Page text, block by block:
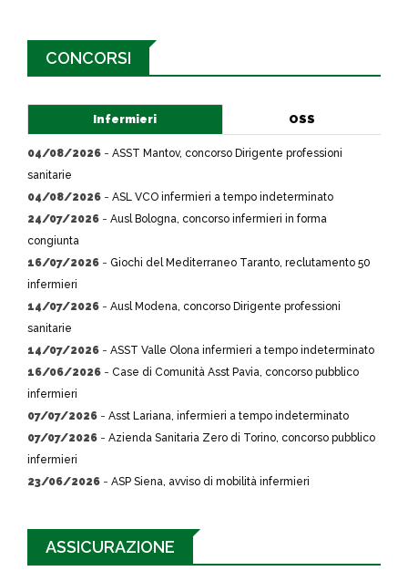
CONCORSI
Infermieri OSS
04/08/2026 - ASST Mantov, concorso Dirigente professioni
sanitarie
04/08/2026 - ASL VCO infermieri a tempo indeterminato
24/07/2026 - Ausl Bologna, concorso infermieri in forma
congiunta
16/07/2026 - Giochi del Mediterraneo Taranto, reclutamento 50
infermieri
14/07/2026 - Ausl Modena, concorso Dirigente professioni
sanitarie
14/07/2026 - ASST Valle Olona infermieri a tempo indeterminato
16/06/2026 - Case di Comunità Asst Pavia, concorso pubblico
infermieri
07/07/2026 - Asst Lariana, infermieri a tempo indeterminato
07/07/2026 - Azienda Sanitaria Zero di Torino, concorso pubblico
infermieri
23/06/2026 - ASP Siena, avviso di mobilità infermieri
ASSICURAZIONE